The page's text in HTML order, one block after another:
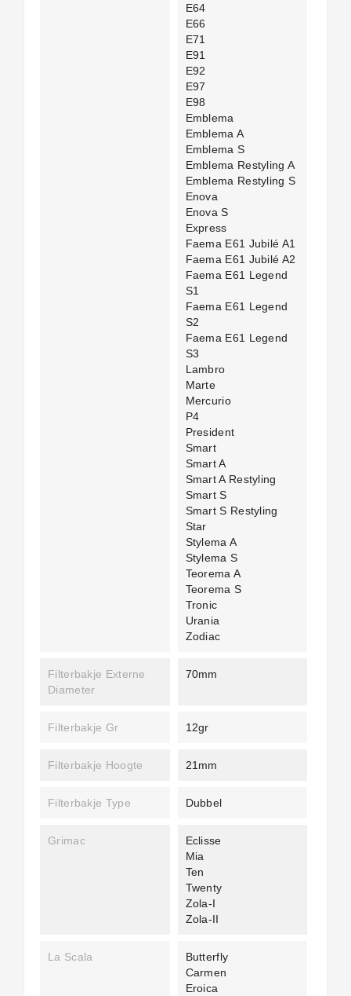
E64
E66
E71
E91
E92
E97
E98
Emblema
Emblema A
Emblema S
Emblema Restyling A
Emblema Restyling S
Enova
Enova S
Express
Faema E61 Jubilé A1
Faema E61 Jubilé A2
Faema E61 Legend
S1
Faema E61 Legend
S2
Faema E61 Legend
S3
Lambro
Marte
Mercurio
P4
President
Smart
Smart A
Smart A Restyling
Smart S
Smart S Restyling
Star
Stylema A
Stylema S
Teorema A
Teorema S
Tronic
Urania
Zodiac
Filterbakje Externe
Diameter
70mm
Filterbakje Gr 12gr
Filterbakje Hoogte 21mm
Filterbakje Type Dubbel
Grimac
Eclisse
Mia
Ten
Twenty
Zola-I
Zola-II
La Scala
Butterfly
Carmen
Eroica